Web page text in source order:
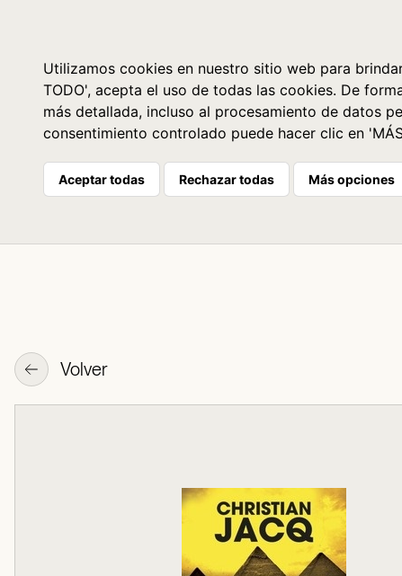
Utilizamos cookies en nuestro sitio web para
TODO', acepta el uso de todas las cookies. De
más detallada, incluso al procesamiento de datos
consentimiento controlado puede hacer clic en 'MÁS
Aceptar todas Rechazar todas Más opciones
Volver